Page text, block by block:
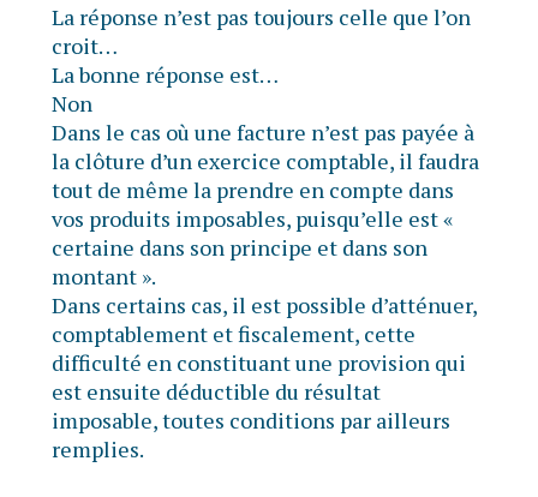
La réponse n’est pas toujours celle que l’on
croit…
La bonne réponse est…
Non
Dans le cas où une facture n’est pas payée à
la clôture d’un exercice comptable, il faudra
tout de même la prendre en compte dans
vos produits imposables, puisqu’elle est «
certaine dans son principe et dans son
montant ».
Dans certains cas, il est possible d’atténuer,
comptablement et fiscalement, cette
difficulté en constituant une provision qui
est ensuite déductible du résultat
imposable, toutes conditions par ailleurs
remplies.